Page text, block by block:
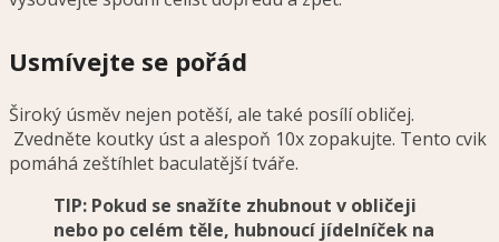
Usmívejte se pořád
Široký úsměv nejen potěší, ale také posílí obličej.
Zvedněte koutky úst a alespoň 10x zopakujte. Tento cvik
pomáhá zeštíhlet baculatější tváře.
TIP: Pokud se snažíte zhubnout v obličeji
nebo po celém těle, hubnoucí jídelníček na